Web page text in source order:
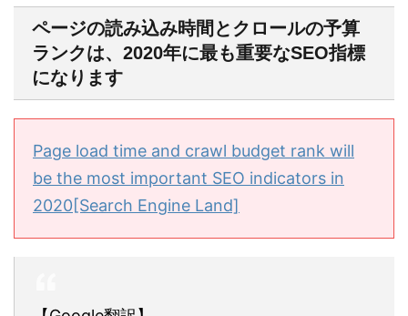
ページの読み込み時間とクロールの予算
ランクは、2020年に最も重要なSEO指標
になります
Page load time and crawl budget rank will
be the most important SEO indicators in
2020[Search Engine Land]